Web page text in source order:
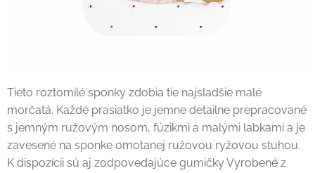
Tieto roztomilé sponky zdobia tie najsladšie malé
morčatá. Každé prasiatko je jemne detailne prepracované
s jemným ružovým nosom, fúzikmi a malými labkami a je
zavesené na sponke omotanej ružovou ryžovou stuhou.
K dispozícii sú aj zodpovedajúce gumičky Vyrobené z